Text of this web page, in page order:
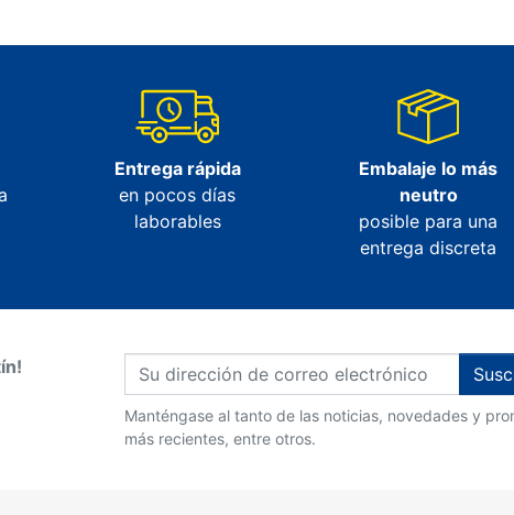
Entrega rápida
en pocos días
laborables
Embalaje lo más
neutro
posible para una
entrega discreta
Manténgase al tanto de las noticias, novedades y
más recientes, entre otros.